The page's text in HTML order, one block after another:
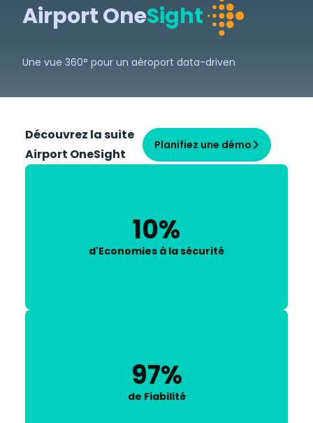
Airport OneSight
Une vue 360° pour un aéroport data-driven
Découvrez la suite
Airport OneSight
Planifiez une démo
10%
d'Economies à la sécurité
97%
de Fiabilité